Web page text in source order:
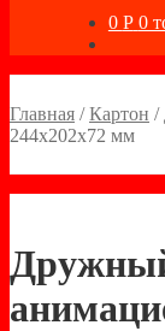
0 Р 0
Главная /Картон /
244х202х72 мм